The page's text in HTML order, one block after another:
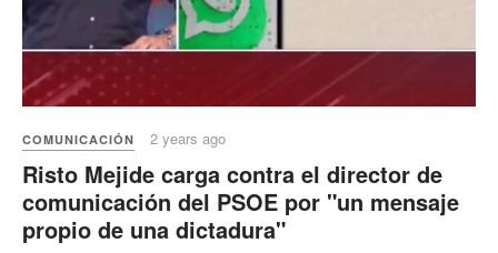
COMUNICACIÓN 2 years ago
Risto Mejide carga contra el director de
comunicación del PSOE por "un mensaje
propio de una dictadura"